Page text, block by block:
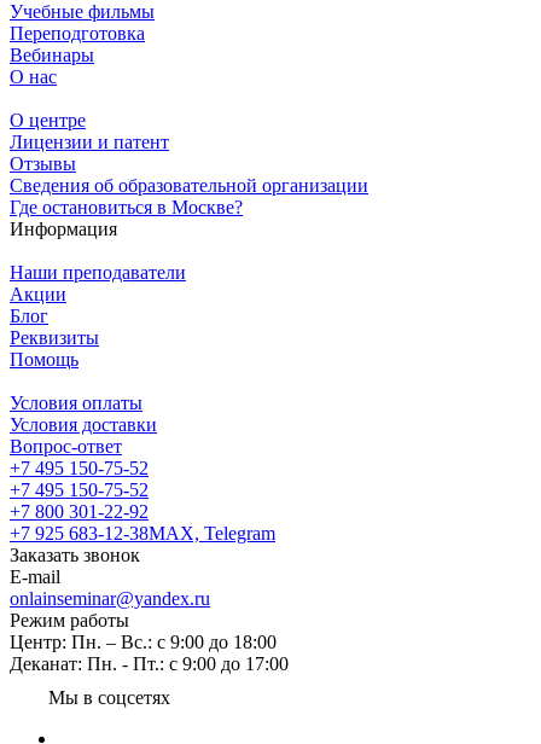
Учебные фильмы
Переподготовка
Вебинары
О нас
О центре
Лицензии и патент
Отзывы
Сведения об образовательной организации
Где остановиться в Москве?
Информация
Наши преподаватели
Акции
Блог
Реквизиты
Помощь
Условия оплаты
Условия доставки
Вопрос-ответ
+7 495 150-75-52
+7 495 150-75-52
+7 800 301-22-92
+7 925 683-12-38MAX, Telegram
Заказать звонок
E-mail
onlainseminar@yandex.ru
Режим работы
Центр: Пн. – Вс.: с 9:00 до 18:00
Деканат: Пн. - Пт.: с 9:00 до 17:00
Мы в соцсетях